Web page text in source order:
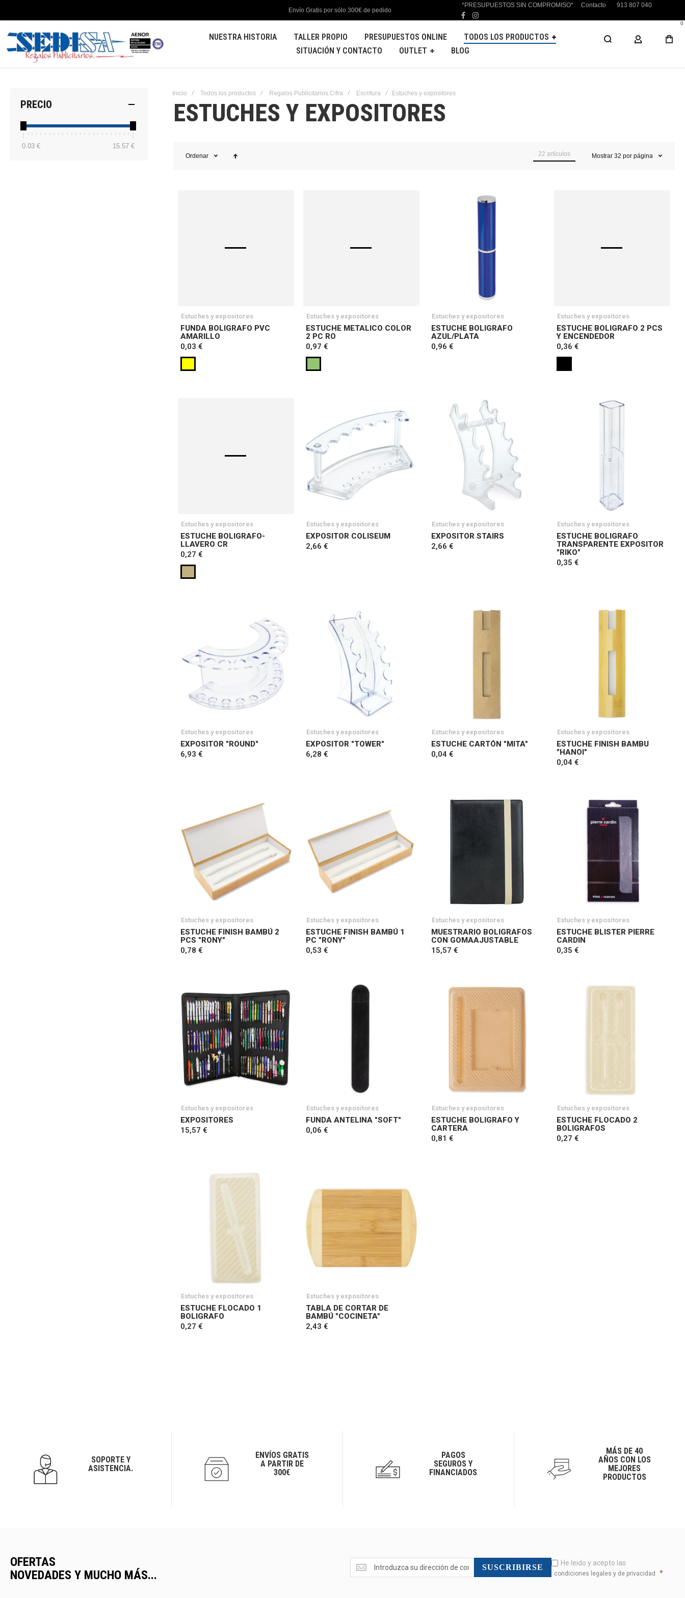
Envío Gratis por sólo 300€ de pedido
*PRESUPUESTOS SIN COMPROMISO* Contacto 913 807 040
facebook
instagram
NUESTRA HISTORIA TALLER PROPIO PRESUPUESTOS ONLINE
TODOS LOS PRODUCTOS
SITUACIÓN Y CONTACTO
OUTLET BLOG
MI CUENTA
0
Inicio Todos los productos Regalos Publicitarios Cifra Escritura Estuches y expositores
ESTUCHES Y EXPOSITORES
Ordenar 22 artículos Mostrar 32 por página
Estuches y expositores
FUNDA BOLIGRAFO PVC
AMARILLO
0,03 €
Estuches y expositores
ESTUCHE METALICO COLOR
2 PC RO
0,97 €
Estuches y expositores
ESTUCHE BOLIGRAFO
AZUL/PLATA
0,96 €
Estuches y expositores
ESTUCHE BOLIGRAFO 2 PCS
Y ENCENDEDOR
0,36 €
Estuches y expositores
ESTUCHE BOLIGRAFO-
LLAVERO CR
0,27 €
Estuches y expositores
EXPOSITOR COLISEUM
2,66 €
Estuches y expositores
EXPOSITOR STAIRS
2,66 €
Estuches y expositores
ESTUCHE BOLIGRAFO
TRANSPARENTE EXPOSITOR
"RIKO"
0,35 €
Estuches y expositores
EXPOSITOR "ROUND"
6,93 €
Estuches y expositores
EXPOSITOR "TOWER"
6,28 €
Estuches y expositores
ESTUCHE CARTÓN "MITA"
0,04 €
Estuches y expositores
ESTUCHE FINISH BAMBU
"HANOI"
0,04 €
Estuches y expositores
ESTUCHE FINISH BAMBÚ 2
PCS "RONY"
0,78 €
Estuches y expositores
ESTUCHE FINISH BAMBÚ 1
PC "RONY"
0,53 €
Estuches y expositores
MUESTRARIO BOLIGRAFOS
CON GOMAAJUSTABLE
15,57 €
Estuches y expositores
ESTUCHE BLISTER PIERRE
CARDIN
0,35 €
Estuches y expositores
EXPOSITORES
15,57 €
Estuches y expositores
FUNDA ANTELINA "SOFT"
0,06 €
Estuches y expositores
ESTUCHE BOLIGRAFO Y
CARTERA
0,81 €
Estuches y expositores
ESTUCHE FLOCADO 2
BOLIGRAFOS
0,27 €
Estuches y expositores
ESTUCHE FLOCADO 1
BOLIGRAFO
0,27 €
Estuches y expositores
TABLA DE CORTAR DE
BAMBÚ "COCINETA"
2,43 €
PRECIO
0.03 € 15.57 €
SOPORTE Y
ASISTENCIA.
ENVÍOS GRATIS
A PARTIR DE
300€
PAGOS
SEGUROS Y
FINANCIADOS
MÁS DE 40
AÑOS CON LOS
MEJORES
PRODUCTOS
OFERTAS
NOVEDADES Y MUCHO MÁS...
Ofertas
<br>Novedades
SUSCRIBIRSE He leido y acepto las
condiciones legales y de privacidad *